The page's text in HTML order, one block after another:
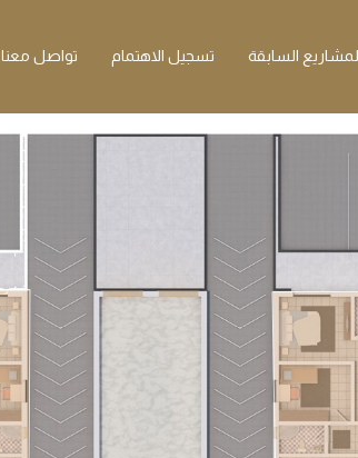
السابقة تسجيل الاهتمام تواصل معنا